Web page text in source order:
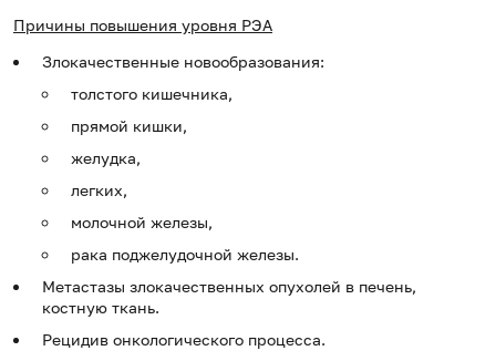
Причины повышения уровня РЭА
Злокачественные новообразования:
толстого кишечника,
прямой кишки,
желудка,
легких,
молочной железы,
рака поджелудочной железы.
Метастазы злокачественных опухолей в печень,
костную ткань.
Рецидив онкологического процесса.